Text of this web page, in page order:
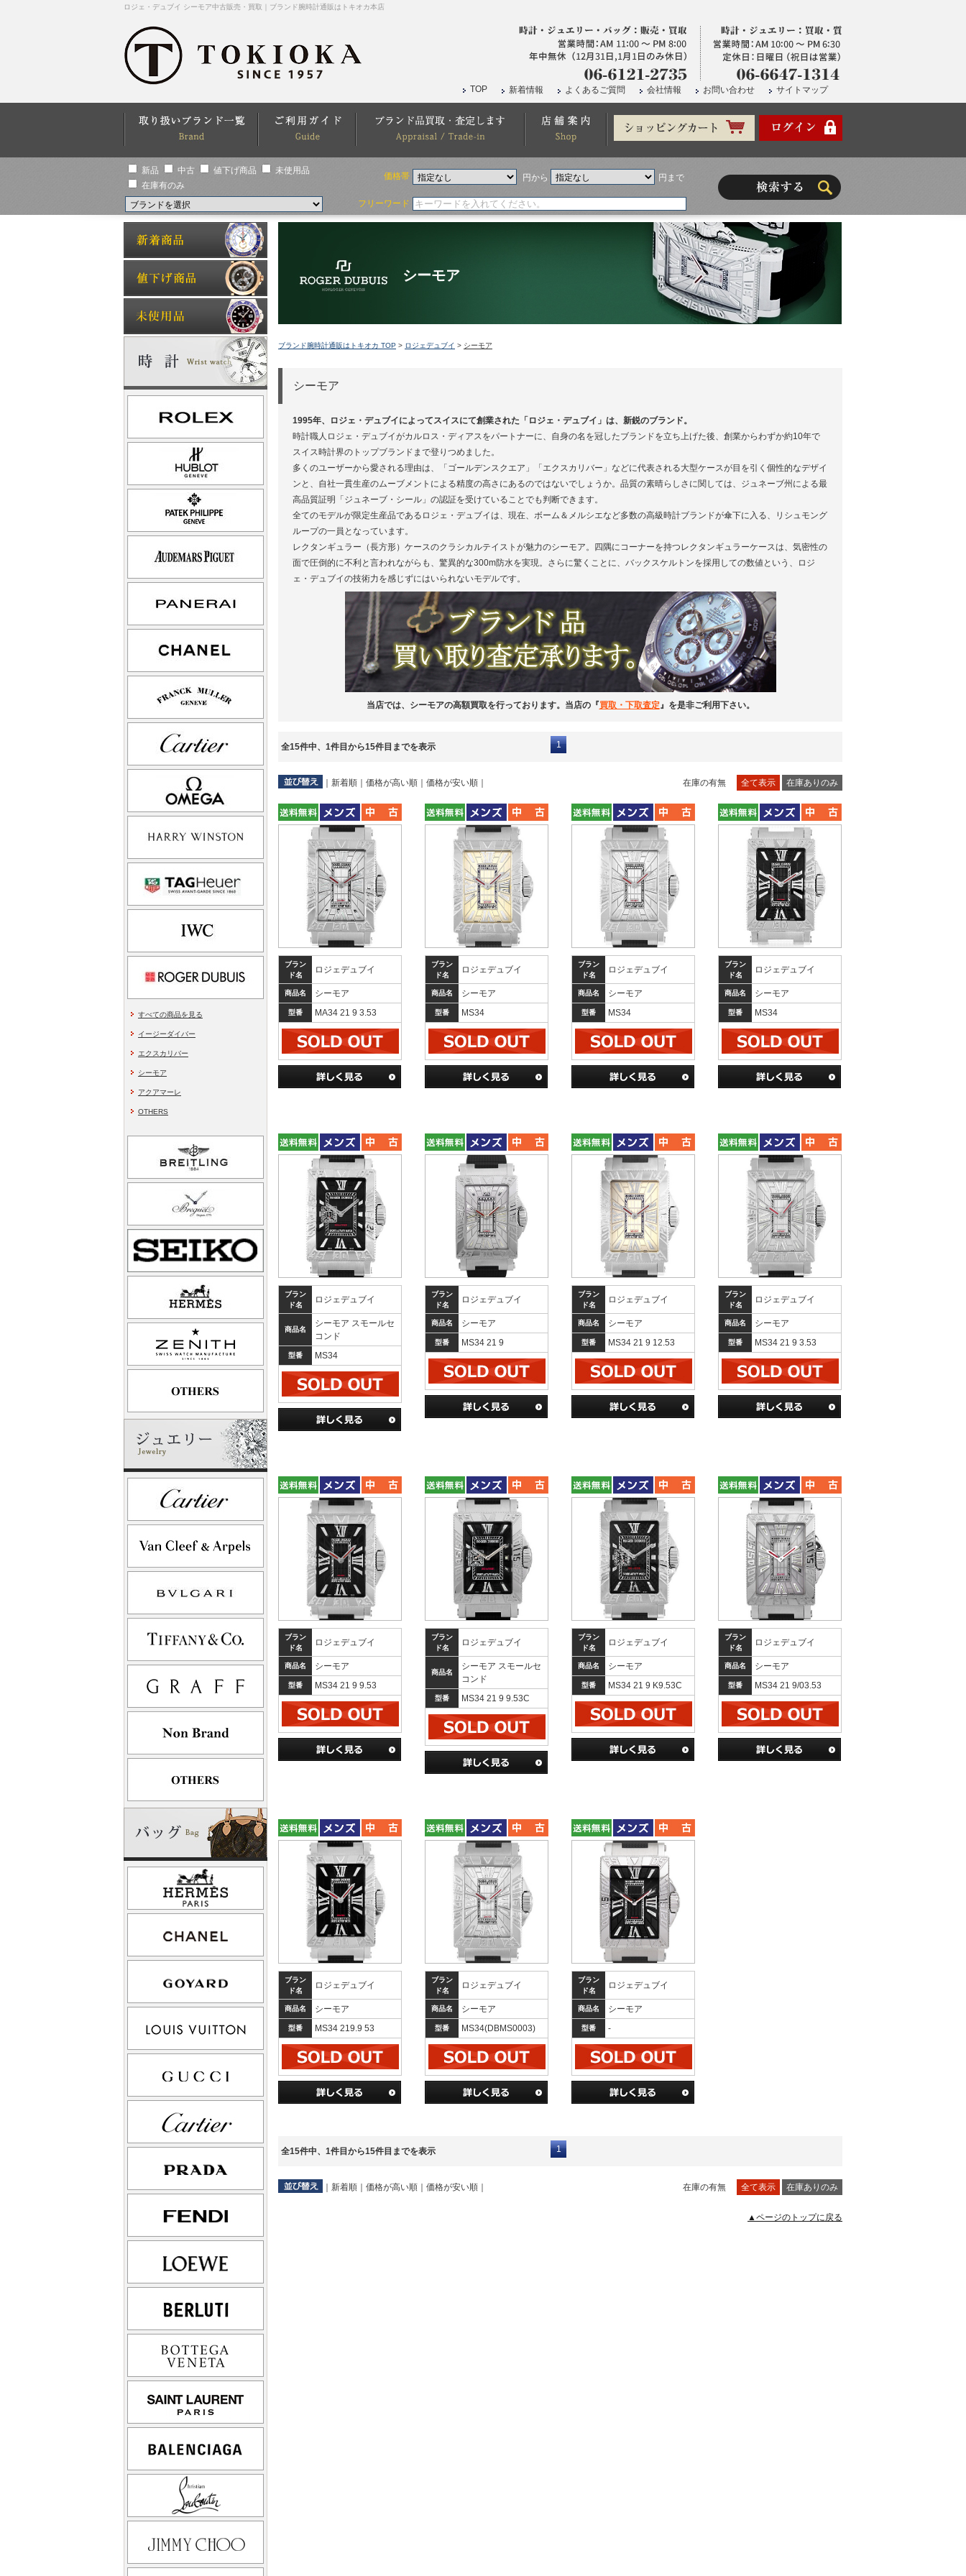
ロジェ・デュブイ シーモア中古販売・買取｜ブランド腕時計通販はトキオカ本店
TOP 新着情報 よくあるご質問 会社情報 お問い合わせ サイトマップ
新品 中古 値下げ商品
未使用品
在庫有のみ
価格帯 円から 円まで
フリーワード
すべての商品を見る
イージーダイバー
エクスカリバー
シーモア
アクアマーレ
OTHERS
シーモア
ブランド腕時計通販はトキオカ TOP > ロジェデュブイ > シーモア
シーモア
1995年、ロジェ・デュブイによってスイスにて創業された「ロジェ・デュブイ」は、新鋭のブランド。
時計職人ロジェ・デュブイがカルロス・ディアスをパートナーに、自身の名を冠したブランドを立ち上げた後、創業からわずか約10年で
スイス時計界のトップブランドまで登りつめました。
多くのユーザーから愛される理由は、「ゴールデンスクエア」「エクスカリバー」などに代表される大型ケースが目を引く個性的なデザイ
ンと、自社一貫生産のムーブメントによる精度の高さにあるのではないでしょうか。品質の素晴らしさに関しては、ジュネーブ州による最
高品質証明「ジュネーブ・シール」の認証を受けていることでも判断できます。
全てのモデルが限定生産品であるロジェ・デュブイは、現在、ボーム＆メルシエなど多数の高級時計ブランドが傘下に入る、リシュモング
ループの一員となっています。
レクタンギュラー（長方形）ケースのクラシカルテイストが魅力のシーモア。四隅にコーナーを持つレクタンギュラーケースは、気密性の
面で圧倒的に不利と言われながらも、驚異的な300m防水を実現。さらに驚くことに、バックスケルトンを採用しての数値という、ロジ
ェ・デュブイの技術力を感じずにはいられないモデルです。
当店では、シーモアの高額買取を行っております。当店の『買取・下取査定』を是非ご利用下さい。
全15件中、1件目から15件目までを表示 1
新着順 価格が高い順 価格が安い順 在庫の有無 全て表示 在庫ありのみ
ブラン
ド名
ロジェデュブイ
商品名 シーモア
型番 MA34 21 9 3.53
ブラン
ド名
ロジェデュブイ
商品名 シーモア
型番 MS34
ブラン
ド名
ロジェデュブイ
商品名 シーモア
型番 MS34
ブラン
ド名
ロジェデュブイ
商品名 シーモア
型番 MS34
ブラン
ド名
ロジェデュブイ
商品名
シーモア スモールセ
コンド
型番 MS34
ブラン
ド名
ロジェデュブイ
商品名 シーモア
型番 MS34 21 9
ブラン
ド名
ロジェデュブイ
商品名 シーモア
型番 MS34 21 9 12.53
ブラン
ド名
ロジェデュブイ
商品名 シーモア
型番 MS34 21 9 3.53
ブラン
ド名
ロジェデュブイ
商品名 シーモア
型番 MS34 21 9 9.53
ブラン
ド名
ロジェデュブイ
商品名
シーモア スモールセ
コンド
型番 MS34 21 9 9.53C
ブラン
ド名
ロジェデュブイ
商品名 シーモア
型番 MS34 21 9 K9.53C
ブラン
ド名
ロジェデュブイ
商品名 シーモア
型番 MS34 21 9/03.53
ブラン
ド名
ロジェデュブイ
商品名 シーモア
型番 MS34 219.9 53
ブラン
ド名
ロジェデュブイ
商品名 シーモア
型番 MS34(DBMS0003)
ブラン
ド名
ロジェデュブイ
商品名 シーモア
型番 -
全15件中、1件目から15件目までを表示 1
新着順 価格が高い順 価格が安い順 在庫の有無 全て表示 在庫ありのみ
▲ページのトップに戻る